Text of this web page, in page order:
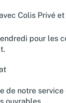
Colis Privé et
pour les
de notre
ouvrables.